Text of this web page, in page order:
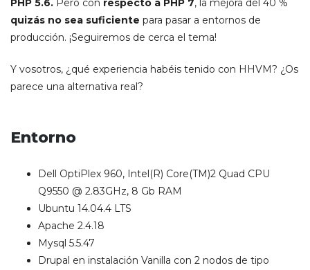
PHP 5.6. Pero con respecto a PHP 7, la mejora del 40 %
quizás no sea suficiente para pasar a entornos de
producción. ¡Seguiremos de cerca el tema!
Y vosotros, ¿qué experiencia habéis tenido con HHVM? ¿Os
parece una alternativa real?
Entorno
Dell OptiPlex 960, Intel(R) Core(TM)2 Quad CPU
Q9550 @ 2.83GHz, 8 Gb RAM
Ubuntu 14.04.4 LTS
Apache 2.4.18
Mysql 5.5.47
Drupal en instalación Vanilla con 2 nodos de tipo